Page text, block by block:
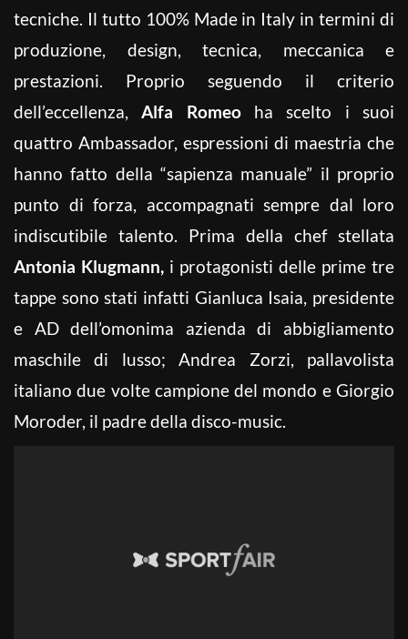
tecniche. Il tutto 100% Made in Italy in termini di
produzione, design, tecnica, meccanica e
prestazioni. Proprio seguendo il criterio
dell’eccellenza,Alfa Romeoha scelto i suoi
quattro Ambassador, espressioni di maestria che
hanno fatto della “sapienza manuale” il proprio
punto di forza, accompagnati sempre dal loro
indiscutibile talento. Prima della chef stellata
Antonia Klugmann, i protagonisti delle prime tre
tappe sono stati infatti Gianluca Isaia, presidente
e AD dell’omonima azienda di abbigliamento
maschile di lusso; Andrea Zorzi, pallavolista
italiano due volte campione del mondo e Giorgio
Moroder, il padre della disco-music.